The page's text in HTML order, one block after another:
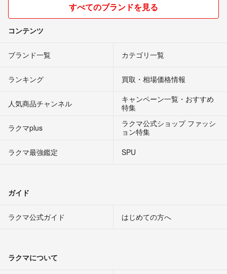
すべてのブランドを見る
コンテンツ
ブランド一覧 カテゴリ一覧
ランキング 買取・相場価格情報
人気商品チャンネル
キャンペーン一覧・おすすめ
特集
ラクマplus
ラクマ公式ショップ ファッシ
ョン特集
ラクマ最強鑑定
SPU
ガイド
ラクマ公式ガイド はじめての方へ
ラクマについて